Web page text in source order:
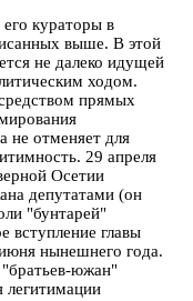
кураторы в
выше. В этой
не далеко идущей
ходом.
прямых
не отменяет для
29 апреля
Осетии
депутатами (он
"бунтарей"
вступление главы
нынешнего года.
южан"
легитимации